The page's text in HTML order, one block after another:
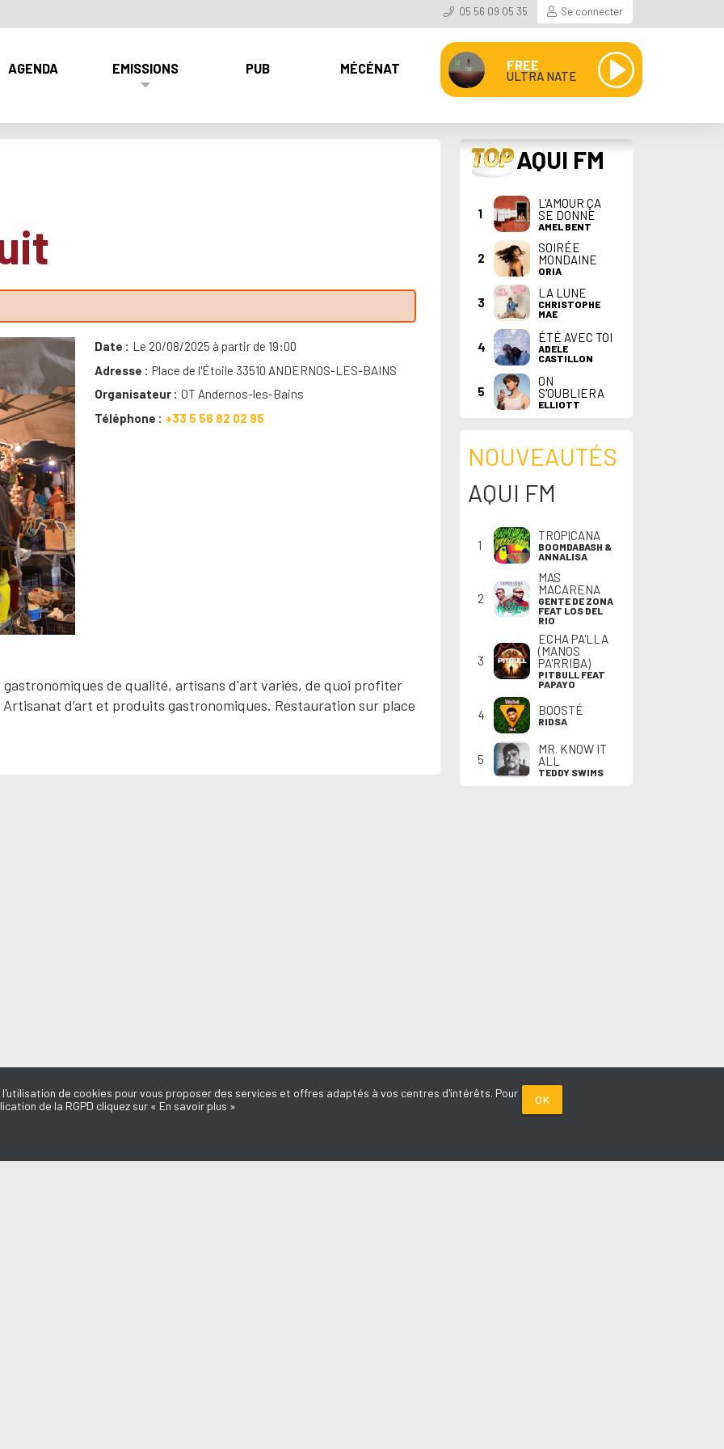
05 56 09 05 35 Se connecter
AGENDA EMISSIONS PUB MÉCÉNAT FREE
ULTRA NATE
Date
Le 20/08/2025 à partir de 19:00
Adresse
Place de l'Étoile 33510 ANDERNOS-LES-BAINS
Organisateur
OT Andernos-les-Bains
Téléphone
+33 5 56 82 02 95
de qualité, artisans d'art variés, de quoi profiter
d’art et produits gastronomiques. Restauration sur place
TOP AQUI FM
1
L'AMOUR ÇA
SE DONNE
AMEL BENT
2
SOIRÉE
MONDAINE
ORIA
3
LA LUNE
CHRISTOPHE
MAE
4
ÉTÉ AVEC TOI
ADELE
CASTILLON
5
ON
S'OUBLIERA
ELLIOTT
NOUVEAUTÉS
AQUI FM
1
TROPICANA
BOOMDABASH &
ANNALISA
2
MAS
MACARENA
GENTE DE ZONA
FEAT LOS DEL
RIO
3
ECHA PA'LLA
(MANOS
PA'RRIBA)
PITBULL FEAT
PAPAYO
4 BOOSTÉ
RIDSA
5
MR. KNOW IT
ALL
TEDDY SWIMS
de cookies pour vous proposer des services et offres adaptés à vos centres d'intérêts. Pour
de la RGPD cliquez sur « En savoir plus »
OK